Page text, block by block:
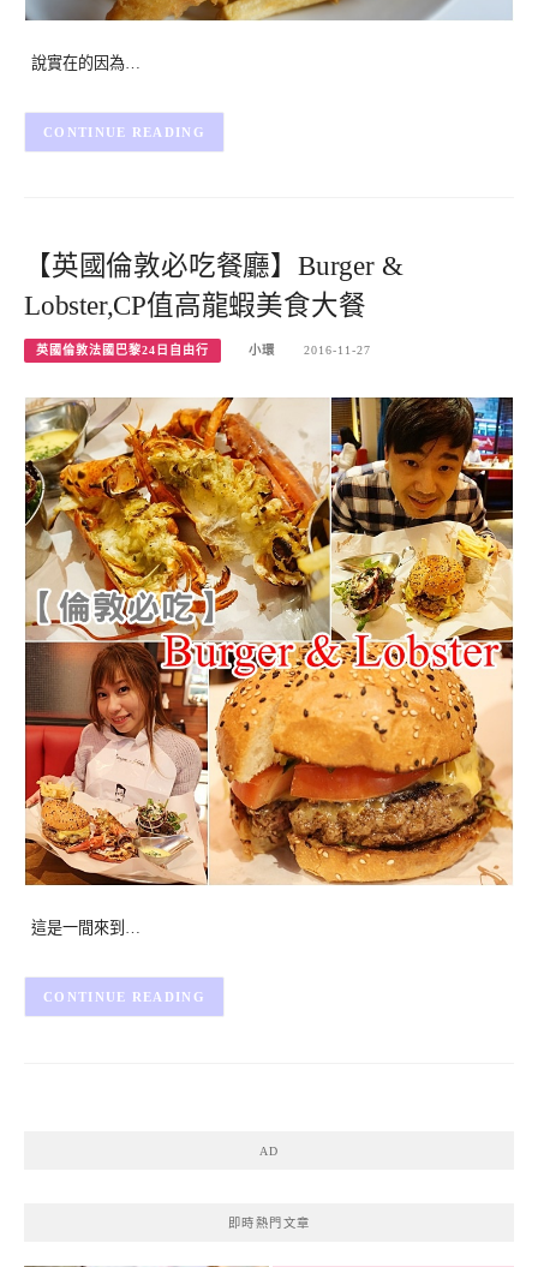
說實在的因為…
CONTINUE READING
【英國倫敦必吃餐廳】Burger &
Lobster,CP值高龍蝦美食大餐
英國倫敦法國巴黎24日自由行 小環 2016-11-27
這是一間來到…
CONTINUE READING
AD
即時熱門文章